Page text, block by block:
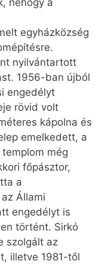
nehogy a
egyházközség
nyilvántartott
1956-ban újból
engedélyt
rövid volt
kápolna és
emelkedett, a
még
főpásztor,
a
Állami
engedélyt is
történt. Sirkó
szolgált az
illetve 1981-től